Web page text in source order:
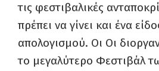
τις φεστιβαλικές
πρέπει να γίνει και ένα
απολογισμού. Οι Οι
το μεγαλύτερο Φεστιβάλ